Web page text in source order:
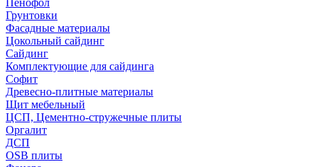
Пенофол
Грунтовки
Фасадные материалы
Цокольный сайдинг
Сайдинг
Комплектующие для сайдинга
Софит
Древесно-плитные материалы
Щит мебельный
ЦСП, Цементно-стружечные плиты
Оргалит
ДСП
OSB плиты